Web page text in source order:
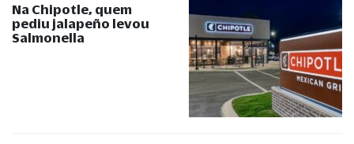
Na Chipotle, quem
pediu jalapeño levou
Salmonella